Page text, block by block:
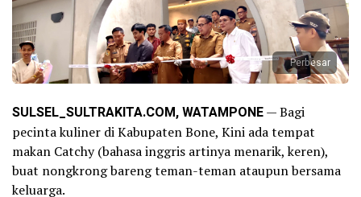
Perbesar
SULSEL_SULTRAKITA.COM, WATAMPONE— Bagi
pecinta kuliner di Kabupaten Bone, Kini ada tempat
makan Catchy (bahasa inggris artinya menarik, keren),
buat nongkrong bareng teman-teman ataupun bersama
keluarga.